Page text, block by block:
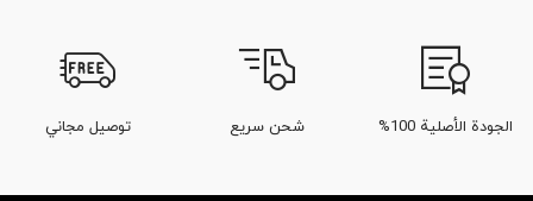
الجودة الأصلية 100% شحن سريع توصيل مجاني